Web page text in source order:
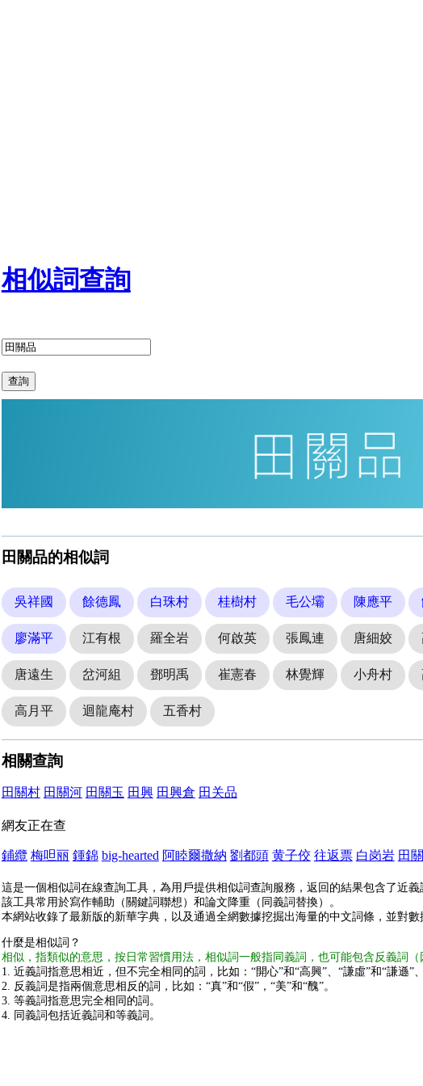
相似詞查詢
查詢
田關品的相似詞
吳祥國 餘德鳳 白珠村 桂樹村 毛公壩 陳應平
廖滿平 江有根 羅全岩 何啟英 張鳳連 唐細姣
唐遠生 岔河組 鄧明禹 崔憲春 林覺輝 小舟村
高月平 迴龍庵村 五香村
相關查詢
田關村 田關河 田關玉 田興 田興倉 田关品
網友正在查
鋪纜 梅呾丽 鍾錦 big-hearted 阿睦爾撒納 劉都頭 黄子佼 往返票 白岗岩 田
這是一個相似詞在線查詢工具，為用戶提供相似詞查詢服務，返回的結果包含了近義
該工具常用於寫作輔助（關鍵詞聯想）和論文降重（同義詞替換）。
本網站收錄了最新版的新華字典，以及通過全網數據挖掘出海量的中文詞條，並對數
什麼是相似詞？
相似，指類似的意思，按日常習慣用法，相似詞一般指同義詞，也可能包含反義詞（
1. 近義詞指意思相近，但不完全相同的詞，比如：“開心”和“高興”、“謙虛”和“謙遜”、
2. 反義詞是指兩個意思相反的詞，比如：“真”和“假”，“美”和“醜”。
3. 等義詞指意思完全相同的詞。
4. 同義詞包括近義詞和等義詞。